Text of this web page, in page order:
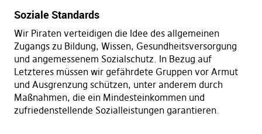
Soziale Standards
Wir Piraten verteidigen die Idee des allgemeinen
Zugangs zu Bildung, Wissen, Gesundheitsversorgung
und angemessenem Sozialschutz. In Bezug auf
Letzteres müssen wir gefährdete Gruppen vor Armut
und Ausgrenzung schützen, unter anderem durch
Maßnahmen, die ein Mindesteinkommen und
zufriedenstellende Sozialleistungen garantieren.